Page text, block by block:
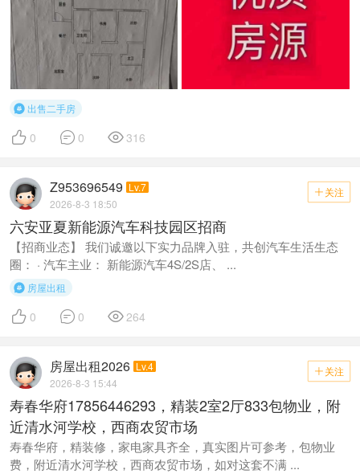
出售二手房
 0  0 316
 关注
Z953696549 Lv.7
2026-8-3 18:50
六安亚夏新能源汽车科技园区招商
【招商业态】 我们诚邀以下实力品牌入驻，共创汽车生活生态
圈： · 汽车主业： 新能源汽车4S/2S店、 ...
 房屋出租
 0  0 264
 关注
房屋出租2026 Lv.4
2026-8-3 15:44
寿春华府17856446293，精装2室2厅833包物业，附
近清水河学校，西商农贸市场
寿春华府，精装修，家电家具齐全，真实图片可参考，包物业
费，附近清水河学校，西商农贸市场，如对这套不满 ...